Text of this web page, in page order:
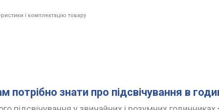
і комплектацію товару
потрібно знати про підсвічування в